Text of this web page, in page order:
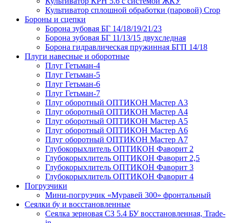
Культиватор сплошной обработки (паровой) Crop
Бороны и сцепки
Борона зубовая БГ 14/18/19/21/23
Борона зубовая БГ 11/13/15 двухследная
Борона гидравлическая пружинная БГП 14/18
Плуги навесные и оборотные
Плуг Гетьман-4
Плуг Гетьман-5
Плуг Гетьман-6
Плуг Гетьман-7
Плуг оборотный ОПТИКОН Мастер А3
Плуг оборотный ОПТИКОН Мастер А4
Плуг оборотный ОПТИКОН Мастер А5
Плуг оборотный ОПТИКОН Мастер А6
Плуг оборотный ОПТИКОН Мастер А7
Глубокорыхлитель ОПТИКОН Фаворит 2
Глубокорыхлитель ОПТИКОН Фаворит 2,5
Глубокорыхлитель ОПТИКОН Фаворит 3
Глубокорыхлитель ОПТИКОН Фаворит 4
Погрузчики
Мини-погрузчик «Муравей 300» фронтальный
Сеялки бу и восстановленные
Сеялка зерновая СЗ 5.4 БУ восстановленная, Trade-